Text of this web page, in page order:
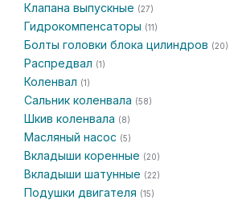
Клапана выпускные (27)
Гидрокомпенсаторы (11)
Болты головки блока цилиндров (20)
Распредвал (1)
Коленвал (1)
Сальник коленвала (58)
Шкив коленвала (8)
Масляный насос (5)
Вкладыши коренные (20)
Вкладыши шатунные (22)
Подушки двигателя (15)